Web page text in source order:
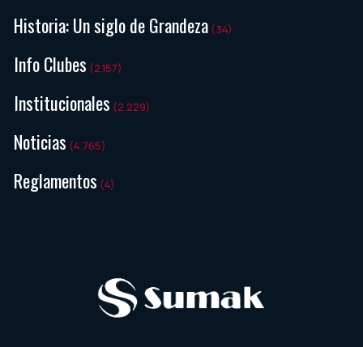
Historia: Un siglo de Grandeza (34)
Info Clubes (2.157)
Institucionales (2.229)
Noticias (4.765)
Reglamentos (4)